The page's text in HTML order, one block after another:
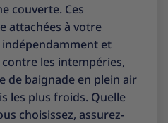
couverte. Ces
attachées à votre
et
les intempéries,
de baignade en plein air
les plus froids. Quelle
choisissez, assurez-